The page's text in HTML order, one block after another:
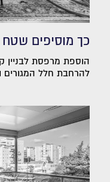
כך מוסיפים שטח
הוספת מרפסת לבניין
להרחבת חלל המגורים